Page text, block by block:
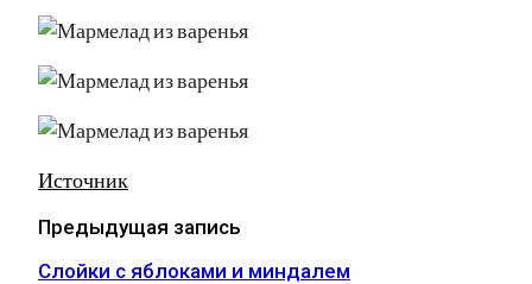
Источник
Предыдущая запись
Слойки с яблоками и миндалем